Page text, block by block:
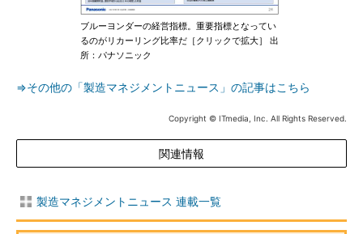
ブルーヨンダーの経営指標。重要指標となってい
るのがリカーリング比率だ［クリックで拡大］ 出
所：パナソニック
⇒その他の「製造マネジメントニュース」の記事はこちら
Copyright © ITmedia, Inc. All Rights Reserved.
関連情報
製造マネジメントニュース 連載一覧